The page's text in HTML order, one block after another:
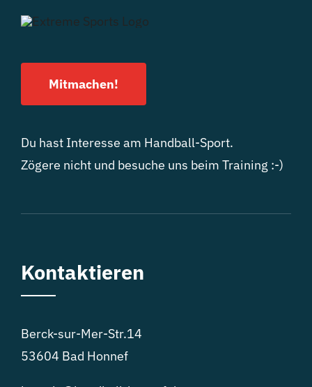
Mitmachen!
Du hast Interesse am Handball-Sport.
Zögere nicht und besuche uns beim Training :-)
Kontaktieren
Berck-sur-Mer-Str.14
53604 Bad Honnef